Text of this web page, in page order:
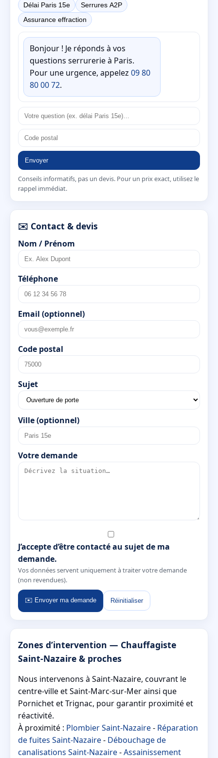
Délai Paris 15e
Serrures A2P
Assurance effraction
Bonjour ! Je réponds à vos
questions serrurerie à Paris.
Pour une urgence, appelez 09 80
80 00 72.
Envoyer
Conseils informatifs, pas un devis. Pour un prix exact, utilisez le
rappel immédiat.
✉️ Contact & devis
Nom / Prénom
Téléphone
Email (optionnel)
Code postal
Sujet
Ville (optionnel)
Votre demande
J’accepte d’être contacté au sujet de ma
demande.
Vos données servent uniquement à traiter votre demande
(non revendues).
✉️ Envoyer ma demande Réinitialiser
Zones d’intervention — Chauffagiste
Saint-Nazaire & proches
Nous intervenons à Saint-Nazaire, couvrant le
centre-ville et Saint-Marc-sur-Mer ainsi que
Pornichet et Trignac, pour garantir proximité et
réactivité.
À proximité : Plombier Saint-Nazaire- Réparation
de fuites Saint-Nazaire- Débouchage de
canalisations Saint-Nazaire-Assainissement